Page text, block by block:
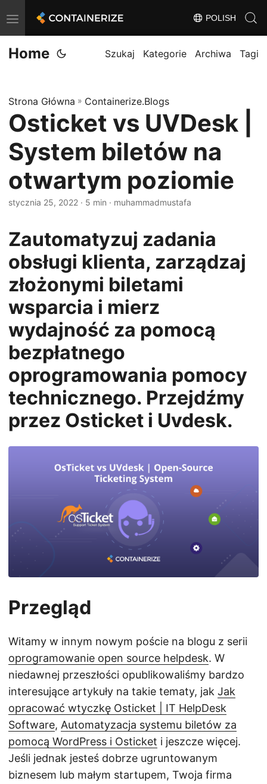
T
o
g
e
n
v
g
a
i
n
POLISH
Home Szukaj Kategorie Archiwa Tagi
Strona Główna » Containerize.Blogs
Osticket vs UVDesk |
System biletów na
otwartym poziomie
stycznia 25, 2022 · 5 min · muhammadmustafa
Zautomatyzuj zadania
obsługi klienta, zarządzaj
złożonymi biletami
wsparcia i mierz
wydajność za pomocą
bezpłatnego
oprogramowania pomocy
technicznego. Przejdźmy
przez Osticket i Uvdesk.
Przegląd
Witamy w innym nowym poście na blogu z serii
oprogramowanie open source helpdesk. W
niedawnej przeszłości opublikowaliśmy bardzo
interesujące artykuły na takie tematy, jak Jak
opracować wtyczkę Osticket | IT HelpDesk
Software, Automatyzacja systemu biletów za
pomocą WordPress i Osticket i jeszcze więcej.
Jeśli jednak jesteś dobrze ugruntowanym
biznesem lub małym startupem, Twoja firma